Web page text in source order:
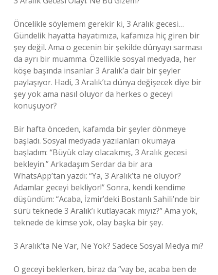
Öncelikle söylemem gerekir ki, 3 Aralık gecesi…
Gündelik hayatta hayatımıza, kafamıza hiç giren bir
şey değil. Ama o gecenin bir şekilde dünyayı sarması
da ayrı bir muamma. Özellikle sosyal medyada, her
köşe başında insanlar 3 Aralık’a dair bir şeyler
paylaşıyor. Hadi, 3 Aralık’ta dünya değişecek diye bir
şey yok ama nasıl oluyor da herkes o geceyi
konuşuyor?
Bir hafta önceden, kafamda bir şeyler dönmeye
başladı. Sosyal medyada yazılanları okumaya
başladım: “Büyük olay olacakmış, 3 Aralık gecesi
bekleyin.” Arkadaşım Serdar da bir ara
WhatsApp’tan yazdı: “Ya, 3 Aralık’ta ne oluyor?
Adamlar geceyi bekliyor!” Sonra, kendi kendime
düşündüm: “Acaba, İzmir’deki Bostanlı Sahili’nde bir
sürü teknede 3 Aralık’ı kutlayacak mıyız?” Ama yok,
teknede de kimse yok, olay başka bir şey.
3 Aralık’ta Ne Var, Ne Yok? Sadece Sosyal Medya mı?
O geceyi beklerken, biraz da “vay be, acaba ben de